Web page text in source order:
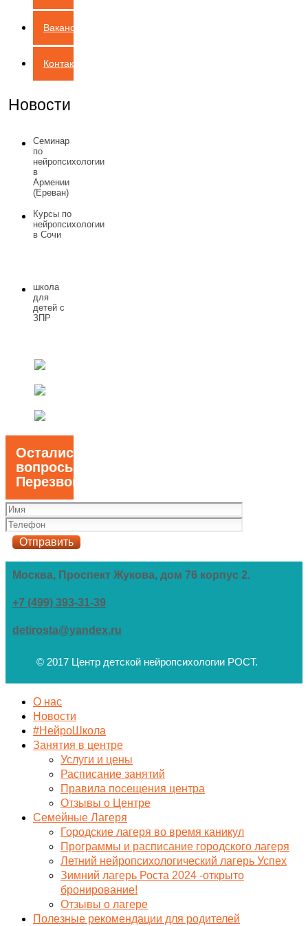
Вакансии
Контакты
Новости
Семинар
по
нейропсихологии
в
Армении
(Ереван)
Курсы по
нейропсихологии
в Сочи
школа
для
детей с
ЗПР
Остались
вопросы?
Перезвоним!
Москва, Проспект Жукова, дом 76 корпус 2.
+7 (499) 393-31-39
detirosta@yandex.ru
© 2017 Центр детской нейропсихологии РОСТ.
О нас
Новости
#НейроШкола
Занятия в центре
Услуги и цены
Расписание занятий
Правила посещения центра
Отзывы о Центре
Семейные Лагеря
Городские лагеря во время каникул
Программы и расписание городского лагеря
Летний нейропсихологический лагерь Успех
Зимний лагерь Роста 2024 -открыто
бронирование!
Отзывы о лагере
Полезные рекомендации для родителей